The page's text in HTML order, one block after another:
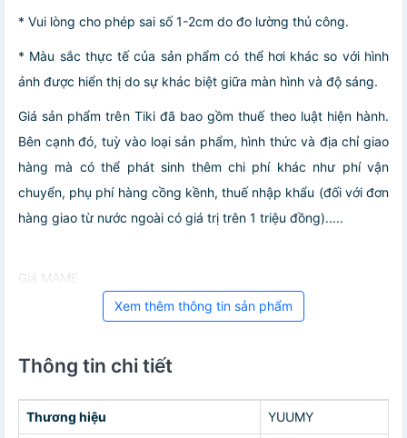
* Vui lòng cho phép sai số 1-2cm do đo lường thủ công.
* Màu sắc thực tế của sản phẩm có thể hơi khác so với hình
ảnh được hiển thị do sự khác biệt giữa màn hình và độ sáng.
Giá sản phẩm trên Tiki đã bao gồm thuế theo luật hiện hành.
Bên cạnh đó, tuỳ vào loại sản phẩm, hình thức và địa chỉ giao
hàng mà có thể phát sinh thêm chi phí khác như phí vận
chuyển, phụ phí hàng cồng kềnh, thuế nhập khẩu (đối với đơn
hàng giao từ nước ngoài có giá trị trên 1 triệu đồng).....
Giá MAME
Xem thêm thông tin sản phẩm
Thông tin chi tiết
Thương hiệu YUUMY